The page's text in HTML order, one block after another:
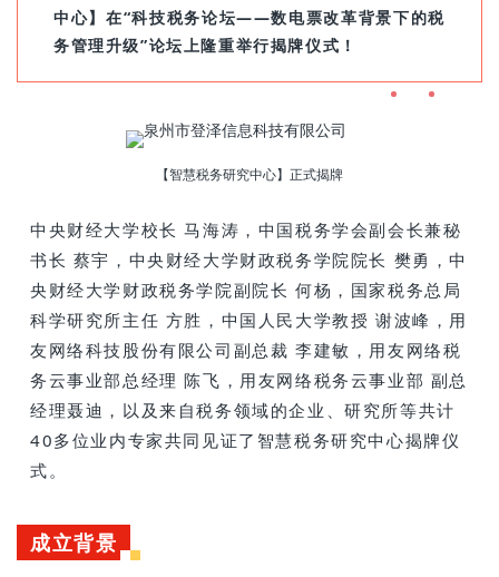
中心】在“科技税务论坛——数电票改革背景下的税
务管理升级”论坛上隆重举行揭牌仪式！
【智慧税务研究中心】正式揭牌
中央财经大学校长 马海涛，中国税务学会副会长兼秘
书长 蔡宇，中央财经大学财政税务学院院长 樊勇，中
央财经大学财政税务学院副院长 何杨，国家税务总局
科学研究所主任 方胜，中国人民大学教授 谢波峰，用
友网络科技股份有限公司副总裁 李建敏，用友网络税
务云事业部总经理 陈飞，用友网络税务云事业部 副总
经理聂迪，以及来自税务领域的企业、研究所等共计
40多位业内专家共同见证了智慧税务研究中心揭牌仪
式。
成立背景